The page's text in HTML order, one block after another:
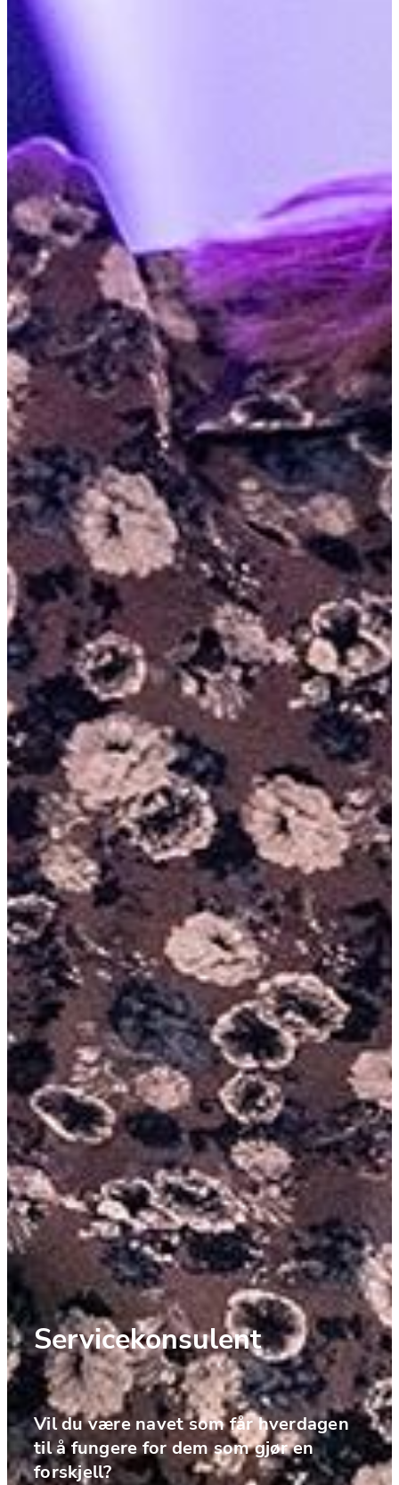
Servicekonsulent
Vil du være navet som får hverdagen
til å fungere for dem som gjør en
forskjell?